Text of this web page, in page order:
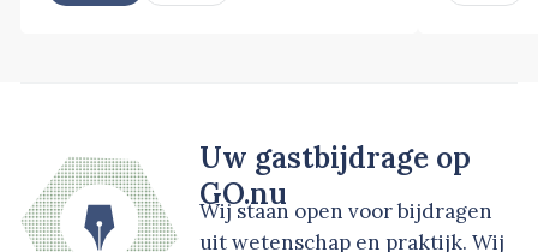
Uw gastbijdrage op
GO.nu
Wij staan open voor bijdragen
uit wetenschap en praktijk. Wij